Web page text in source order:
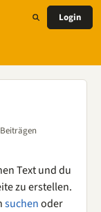
Login
Text und du
zu erstellen.
suchenoder